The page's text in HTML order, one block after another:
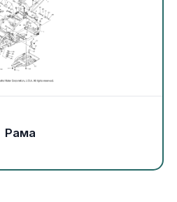
(гребные винты)
оборудование
Рама